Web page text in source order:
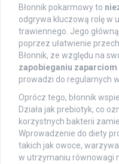
Błonnik pokarmowy to
odgrywa kluczową rolę w
trawiennego. Jego
poprzez ułatwienie
Błonnik, ze względu na
zapobieganiu zaparciom
prowadzi do regularnych
Oprócz tego, błonnik
Działa jak prebiotyk, co
korzystnych bakterii
Wprowadzenie do diety
takich jak owoce,
w utrzymaniu równowagi